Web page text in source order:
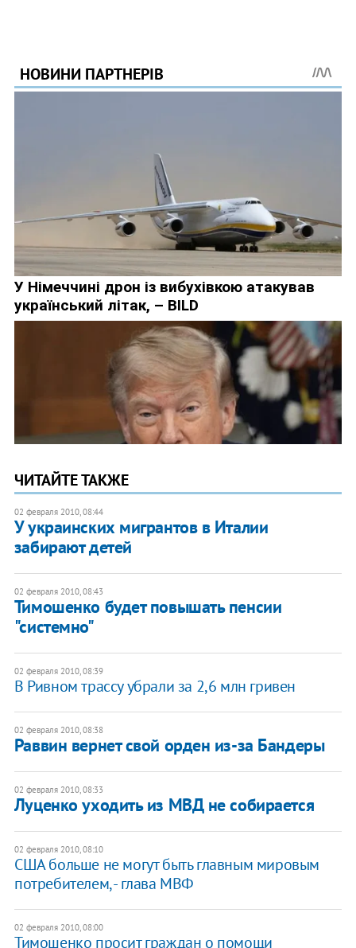
ЧИТАЙТЕ ТАКЖЕ
02 февраля 2010, 08:44
У украинских мигрантов в Италии
забирают детей
02 февраля 2010, 08:43
Тимошенко будет повышать пенсии
"системно"
02 февраля 2010, 08:39
В Ривном трассу убрали за 2,6 млн гривен
02 февраля 2010, 08:38
Раввин вернет свой орден из-за Бандеры
02 февраля 2010, 08:33
Луценко уходить из МВД не собирается
02 февраля 2010, 08:10
США больше не могут быть главным мировым
потребителем, - глава МВФ
02 февраля 2010, 08:00
Тимошенко просит граждан о помощи